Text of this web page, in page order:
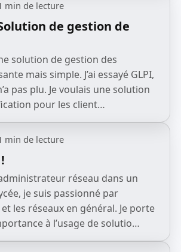
min de lecture
de gestion de
solution de gestion des
mais simple. J’ai essayé GLPI,
pas plu. Je voulais une solution
pour les client…
min de lecture
réseau dans un
je suis passionné par
les réseaux en général. Je porte
à l’usage de solutio…